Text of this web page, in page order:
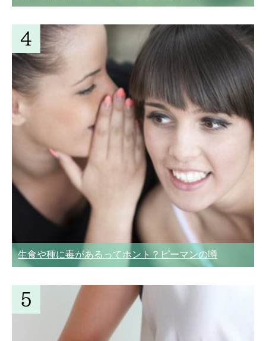
生食や種に毒があるってホント？ピーマンの噂